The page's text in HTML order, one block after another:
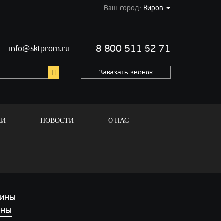
Ваш город: Киров
info@sktprom.ru 8 800 511 52 71
Заказать звонок
НОВОСТИ О НАС